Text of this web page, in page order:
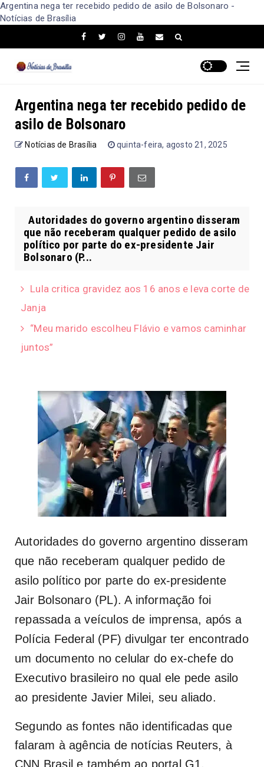
Argentina nega ter recebido pedido de asilo de Bolsonaro -
Notícias de Brasília
Argentina nega ter recebido pedido de
asilo de Bolsonaro
Notícias de Brasília quinta-feira, agosto 21, 2025
Autoridades do governo argentino disseram
que não receberam qualquer pedido de asilo
político por parte do ex-presidente Jair
Bolsonaro (P...
Lula critica gravidez aos 16 anos e leva corte de
Janja
“Meu marido escolheu Flávio e vamos caminhar
juntos”
Autoridades do governo argentino disseram
que não receberam qualquer pedido de
asilo político por parte do ex-presidente
Jair Bolsonaro (PL). A informação foi
repassada a veículos de imprensa, após a
Polícia Federal (PF) divulgar ter encontrado
um documento no celular do ex-chefe do
Executivo brasileiro no qual ele pede asilo
ao presidente Javier Milei, seu aliado.
Segundo as fontes não identificadas que
falaram à agência de notícias Reuters, à
CNN Brasil e também ao portal G1,